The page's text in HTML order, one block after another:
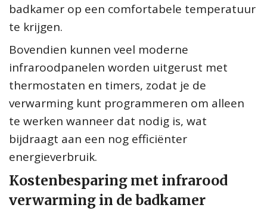
badkamer op een comfortabele temperatuur
te krijgen.
Bovendien kunnen veel moderne
infraroodpanelen worden uitgerust met
thermostaten en timers, zodat je de
verwarming kunt programmeren om alleen
te werken wanneer dat nodig is, wat
bijdraagt aan een nog efficiënter
energieverbruik.
Kostenbesparing met infrarood
verwarming in de badkamer